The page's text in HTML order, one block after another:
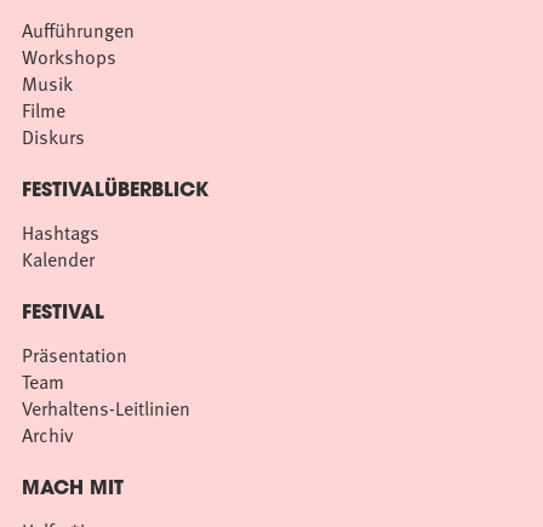
Aufführungen
Workshops
Musik
Filme
Diskurs
FESTIVALÜBERBLICK
Hashtags
Kalender
FESTIVAL
Präsentation
Team
Verhaltens-Leitlinien
Archiv
MACH MIT